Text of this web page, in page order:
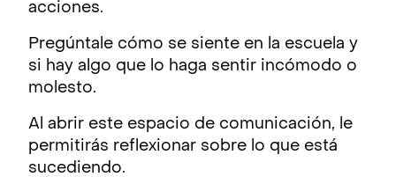
acciones.
Pregúntale cómo se siente en la escuela y
si hay algo que lo haga sentir incómodo o
molesto.
Al abrir este espacio de comunicación, le
permitirás reflexionar sobre lo que está
sucediendo.